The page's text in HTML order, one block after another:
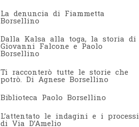
La denuncia di Fiammetta
Borsellino
Dalla Kalsa alla toga, la storia di
Giovanni Falcone e Paolo
Borsellino
Ti racconterò tutte le storie che
potrò. Di Agnese Borsellino
Biblioteca Paolo Borsellino
L’attentato le indagini e i processi
di Via D’Amelio